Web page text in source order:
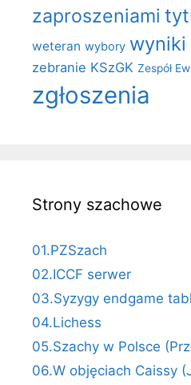
zaproszeniami
weteran wybory wyniki
zebranie KSzGK Zespół
zgłoszenia
Strony szachowe
01.PZSzach
02.ICCF serwer
03.Syzygy endgame
04.Lichess
05.Szachy w Polsce
06.W objęciach Caissy